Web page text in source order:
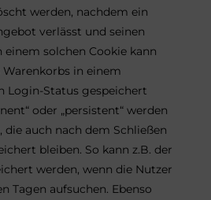
werden, nachdem ein
verlässt und seinen
einem solchen Cookie kann
Warenkorbs in einem
Login-Status gespeichert
oder „persistent“ werden
die auch nach dem Schließen
bleiben. So kann z.B. der
werden, wenn die Nutzer
Tagen aufsuchen. Ebenso